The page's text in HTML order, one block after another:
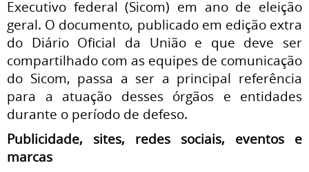
Executivo federal (Sicom) em ano de eleição
geral. O documento, publicado em edição extra
do Diário Oficial da União e que deve ser
compartilhado com as equipes de comunicação
do Sicom, passa a ser a principal referência
para a atuação desses órgãos e entidades
durante o período de defeso.
Publicidade, sites, redes sociais, eventos e
marcas